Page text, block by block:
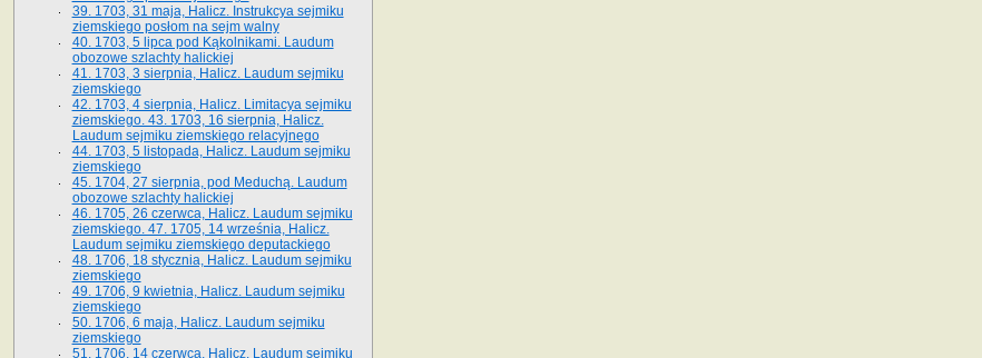
39. 1703, 31 maja, Halicz. Instrukcya sejmiku
ziemskiego posłom na sejm walny
40. 1703, 5 lipca pod Kąkolnikami. Laudum
obozowe szlachty halickiej
41­. 1703, 3 sierpnia, Halicz. Laudum sejmiku
ziemskiego
42. 1703, 4 sierpnia, Halicz. Limitacya sejmiku
ziemskiego. 43. 1703, 16 sierpnia, Halicz.
Laudum sejmiku ziemskiego relacyjnego
44. 1703, 5 listopada, Halicz. Laudum sejmiku
ziemskiego
45. 1704, 27 sierpnia, pod Meduchą. Laudum
obozowe szlachty halickiej
46. 1705, 26 czerwca, Halicz. Laudum sejmiku
ziemskiego. 47. 1705, 14 września, Halicz.
Laudum sejmiku ziemskiego deputackiego
48. 1706, 18 stycznia, Halicz. Laudum sejmiku
ziemskiego
49. 1706, 9 kwietnia, Halicz. Laudum sejmiku
ziemskiego
50. 1706, 6 maja, Halicz. Laudum sejmiku
ziemskiego
51. 1706, 14 czerwca, Halicz. Laudum sejmiku